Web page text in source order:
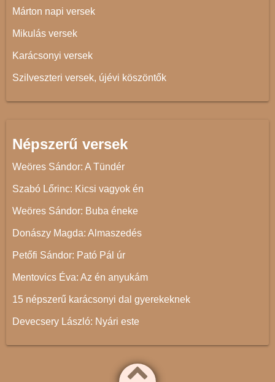
Márton napi versek
Mikulás versek
Karácsonyi versek
Szilveszteri versek, újévi köszöntők
Népszerű versek
Weöres Sándor: A Tündér
Szabó Lőrinc: Kicsi vagyok én
Weöres Sándor: Buba éneke
Donászy Magda: Almaszedés
Petőfi Sándor: Pató Pál úr
Mentovics Éva: Az én anyukám
15 népszerű karácsonyi dal gyerekeknek
Devecsery László: Nyári este